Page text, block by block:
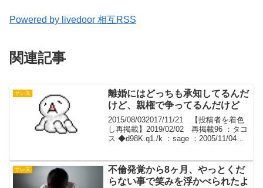
Powered by livedoor 相互RSS
関連記事
サレ夫
離婚にはどっちも承知してるんだ
けど、親権で争ってるんだけど
2015/08/032017/11/21 【投稿者を着色
し再掲載】2019/02/02 再掲載96 ：タコ
ス ◆d98K.q1./k ：sage ：2005/11/04
サレ夫
不倫発覚から8ヶ月、やっとくだ
らない事で笑みを浮かべられたよ